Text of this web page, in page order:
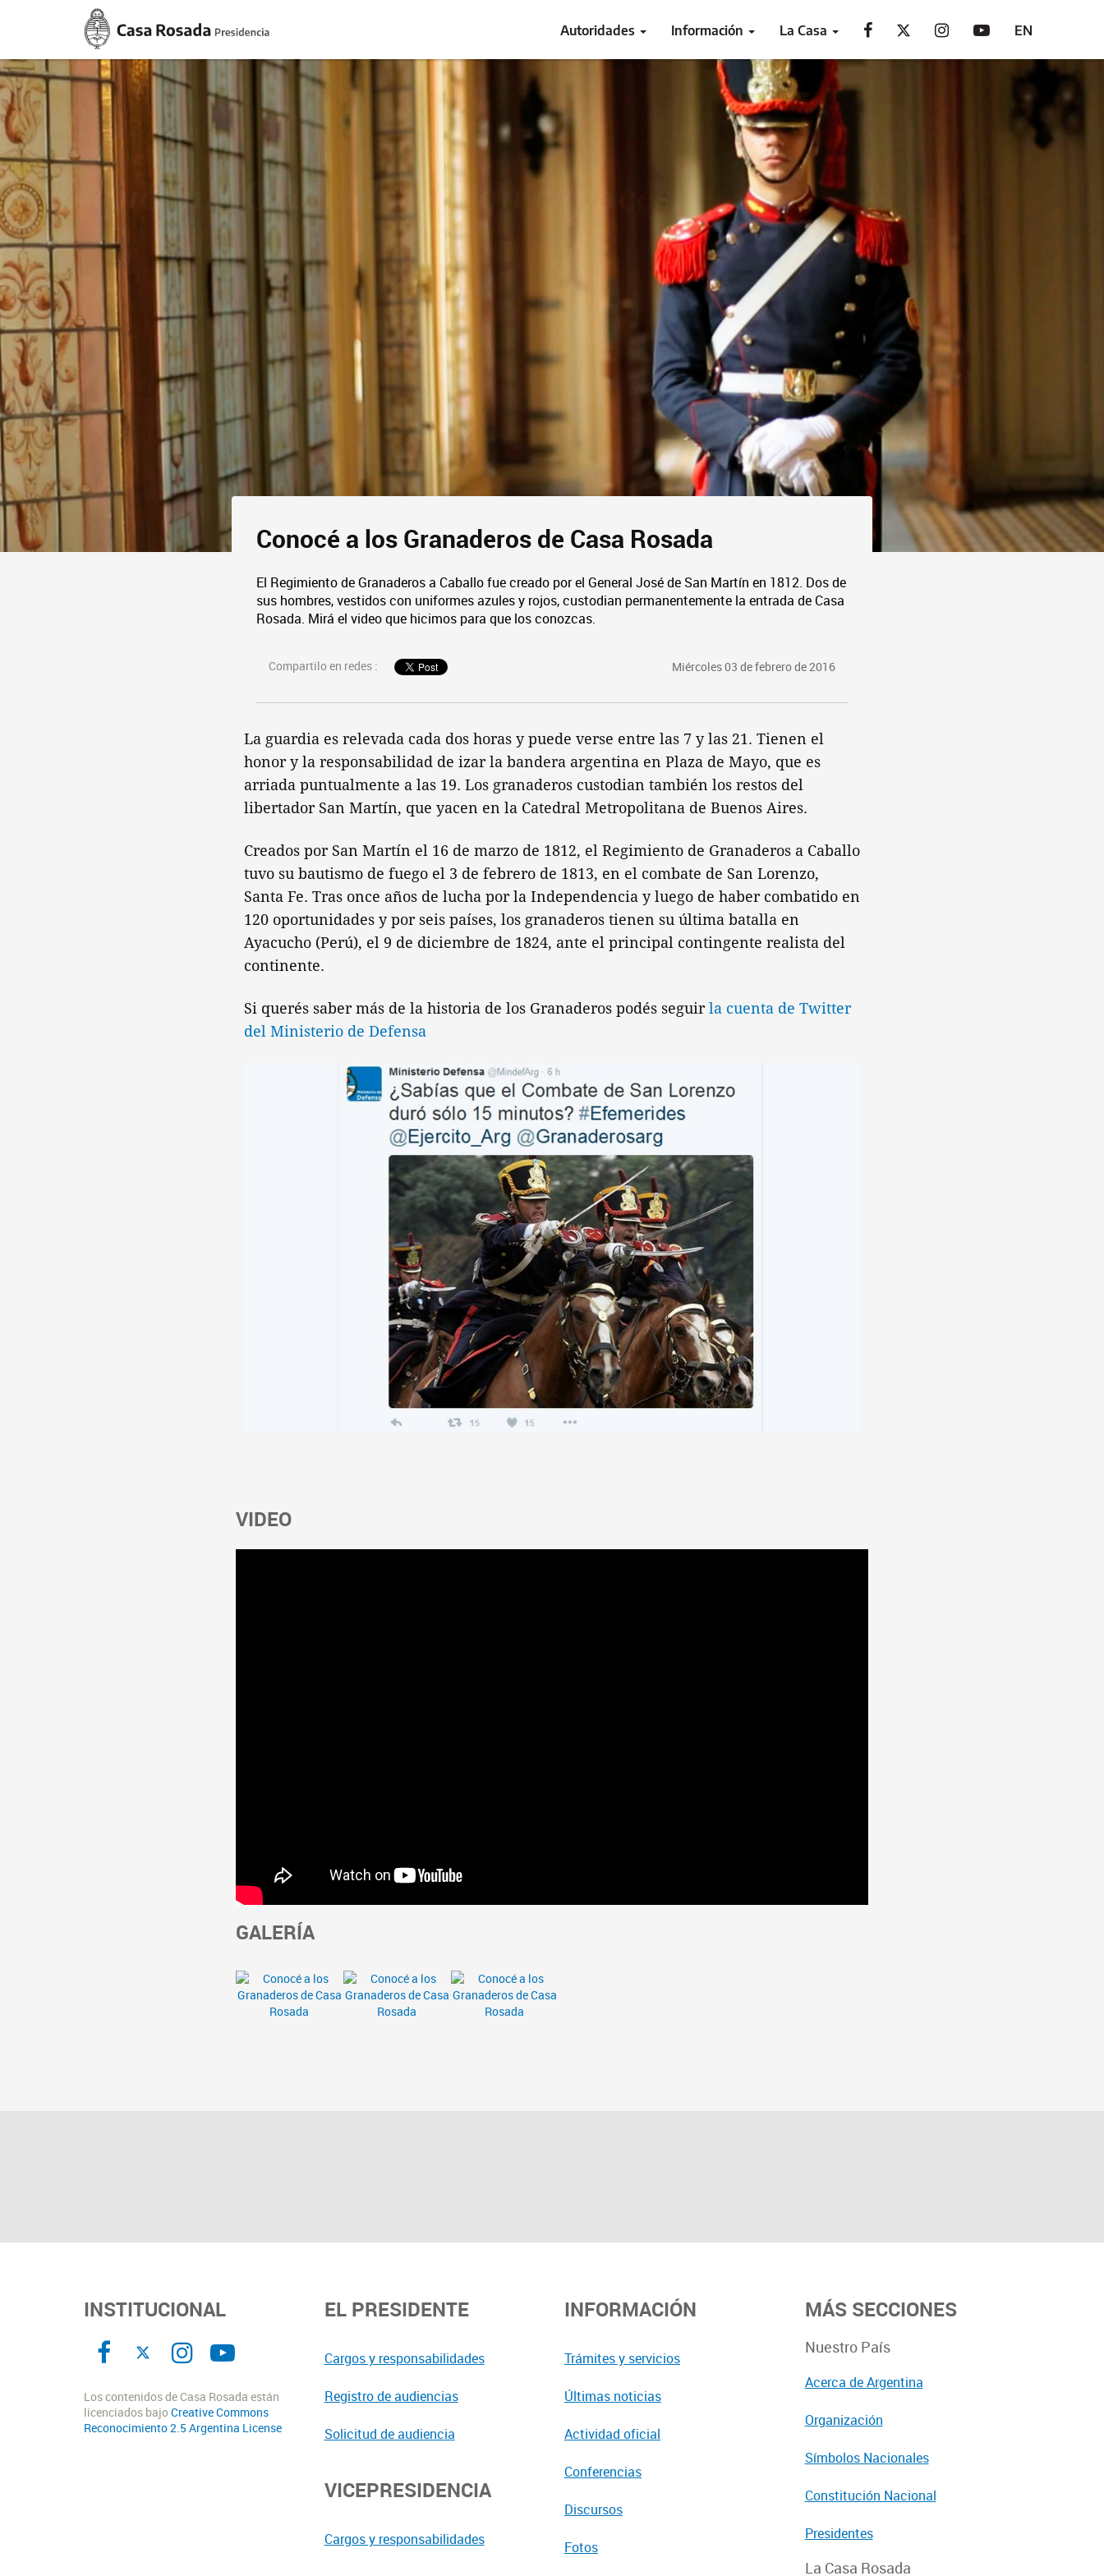
Casa
Rosada
Presidencia
de
la
Nación
Autoridades Información La Casa EN
Conocé a los Granaderos de Casa Rosada
El Regimiento de Granaderos a Caballo fue creado por el General José de San Martín en 1812. Dos de
sus hombres, vestidos con uniformes azules y rojos, custodian permanentemente la entrada de Casa
Rosada. Mirá el video que hicimos para que los conozcas.
Compartilo en redes : Miércoles 03 de febrero de 2016
La guardia es relevada cada dos horas y puede verse entre las 7 y las 21. Tienen el
honor y la responsabilidad de izar la bandera argentina en Plaza de Mayo, que es
arriada puntualmente a las 19. Los granaderos custodian también los restos del
libertador San Martín, que yacen en la Catedral Metropolitana de Buenos Aires.
Creados por San Martín el 16 de marzo de 1812, el Regimiento de Granaderos a Caballo
tuvo su bautismo de fuego el 3 de febrero de 1813, en el combate de San Lorenzo,
Santa Fe. Tras once años de lucha por la Independencia y luego de haber combatido en
120 oportunidades y por seis países, los granaderos tienen su última batalla en
Ayacucho (Perú), el 9 de diciembre de 1824, ante el principal contingente realista del
continente.
Si querés saber más de la historia de los Granaderos podés seguirla cuenta de Twitter
del Ministerio de Defensa
VIDEO
GALERÍA
INSTITUCIONAL
Los contenidos de Casa Rosada están
licenciados bajoCreative Commons
Reconocimiento 2.5 Argentina License
EL PRESIDENTE
Cargos y responsabilidades
Registro de audiencias
Solicitud de audiencia
VICEPRESIDENCIA
Cargos y responsabilidades
INFORMACIÓN
Trámites y servicios
Últimas noticias
Actividad oficial
Conferencias
Discursos
Fotos
MÁS SECCIONES
Nuestro País
Acerca de Argentina
Organización
Símbolos Nacionales
Constitución Nacional
Presidentes
La Casa Rosada